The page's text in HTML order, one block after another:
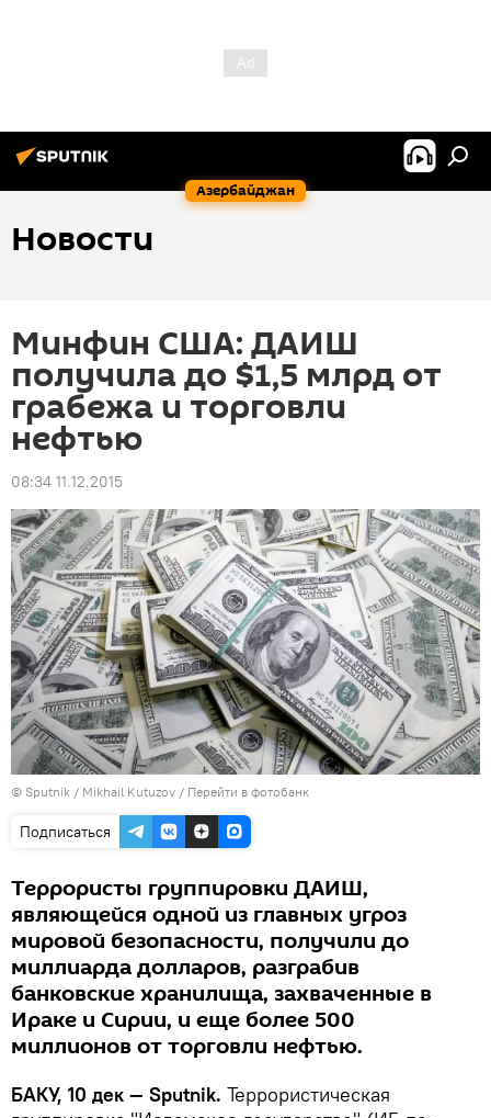
Азербайджан
Новости
Минфин США: ДАИШ
получила до $1,5 млрд от
грабежа и торговли
нефтью
08:34 11.12.2015
© Sputnik / Mikhail Kutuzov / Перейти в фотобанк
Подписаться
Террористы группировки ДАИШ,
являющейся одной из главных угроз
мировой безопасности, получили до
миллиарда долларов, разграбив
банковские хранилища, захваченные в
Ираке и Сирии, и еще более 500
миллионов от торговли нефтью.
БАКУ, 10 дек — Sputnik. Террористическая